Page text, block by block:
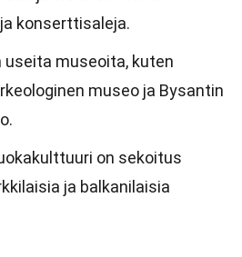
konserttisaleja.
useita museoita, kuten
museo ja Bysantin
on sekoitus
ja balkanilaisia